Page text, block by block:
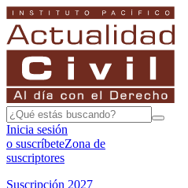
Inicia sesión
o suscríbeteZona de
suscriptores
Suscripción 2027